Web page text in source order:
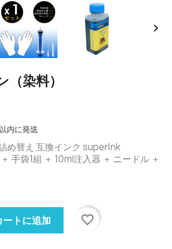

染料）
内に発送
め替え 互換インク superInk
手袋1組 ＋ 10ml注入器 ＋ ニードル ＋
ートに追加 favorite_border